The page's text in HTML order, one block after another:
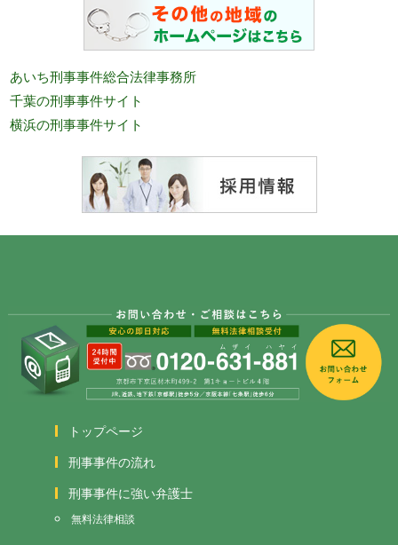
あいち刑事事件総合法律事務所
千葉の刑事事件サイト
横浜の刑事事件サイト
トップページ
刑事事件の流れ
刑事事件に強い弁護士
無料法律相談